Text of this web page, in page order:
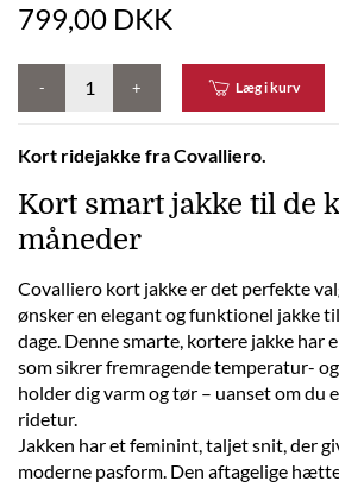
799,00 DKK
- + Læg i kurv
Kort ridejakke fra Covalliero.
Kort smart jakke til de
måneder
Covalliero kort jakke er det perfekte
ønsker en elegant og funktionel jakke
dage. Denne smarte, kortere jakke har
som sikrer fremragende temperatur-
holder dig varm og tør – uanset om du
ridetur.
Jakken har et feminint, taljet snit, der
moderne pasform. Den aftagelige